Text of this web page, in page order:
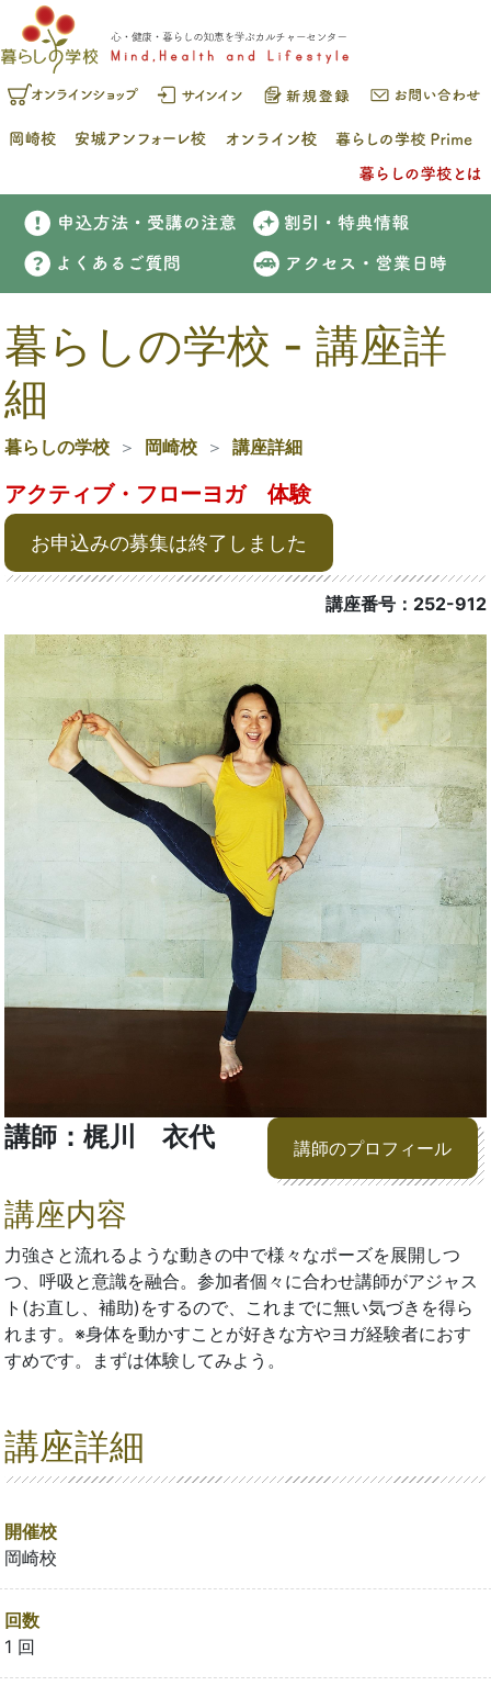
暮らしの学校 - 講座詳
細
暮らしの学校 岡崎校 講座詳細
アクティブ・フローヨガ 体験
お申込みの募集は終了しました
講座番号：252-912
講師：梶川 衣代 講師のプロフィール
講座内容
力強さと流れるような動きの中で様々なポーズを展開しつ
つ、呼吸と意識を融合。参加者個々に合わせ講師がアジャス
ト(お直し、補助)をするので、これまでに無い気づきを得ら
れます。※身体を動かすことが好きな方やヨガ経験者におす
すめです。まずは体験してみよう。
講座詳細
開催校
岡崎校
回数
1 回